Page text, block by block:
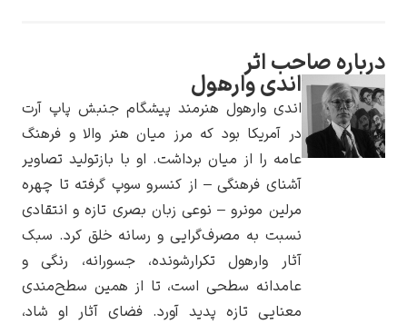
پل سزان
یوهانس فرمیر
پرفروش‌ترین
تابلوها
درباره صاحب اثر
اندی وارهول
اندی وارهول هنرمند پیشگام جنبش پاپ آرت
در آمریکا بود که مرز میان هنر والا و فرهنگ
عامه را از میان برداشت. او با بازتولید تصاویر
آشنای فرهنگی – از کنسرو سوپ گرفته تا چهره
مرلین مونرو – نوعی زبان بصری تازه و انتقادی
نسبت به مصرف‌گرایی و رسانه خلق کرد. سبک
آثار وارهول تکرارشونده، جسورانه، رنگی و
عامدانه سطحی است، تا از همین سطح‌مندی
معنایی تازه پدید آورد. فضای آثار او شاد،